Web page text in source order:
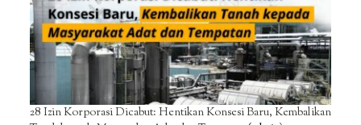
28 Izin Korporasi Dicabut: Hentikan Konsesi Baru, Kembalikan